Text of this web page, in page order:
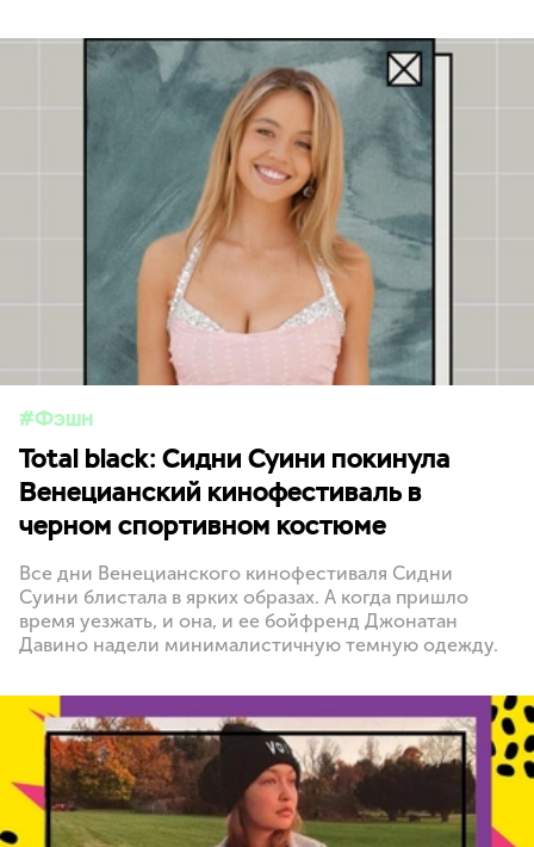
Фэшн
Total black: Сидни Суини покинула
Венецианский кинофестиваль в
черном спортивном костюме
Все дни Венецианского кинофестиваля Сидни
Суини блистала в ярких образах. А когда пришло
время уезжать, и она, и ее бойфренд Джонатан
Давино надели минималистичную темную одежду.